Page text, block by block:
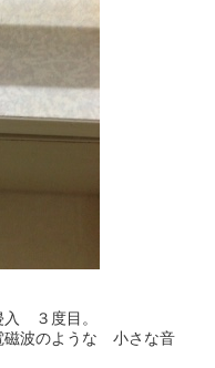
３度目。
磁波のような 小さな音